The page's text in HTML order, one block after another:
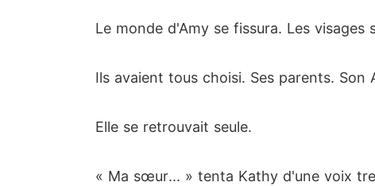
Le monde d'Amy se fissura. Les
Ils avaient tous choisi. Ses parents. Son
Elle se retrouvait seule.
« Ma sœur... » tenta Kathy d'une voix